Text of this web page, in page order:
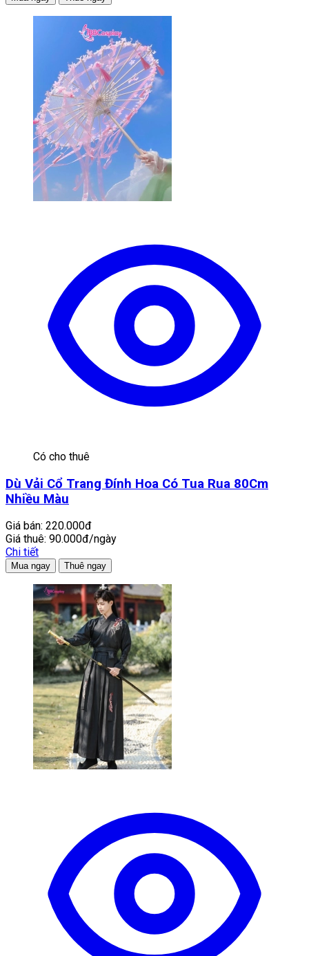
Có cho thuê
Dù Vải Cổ Trang Đính Hoa Có Tua Rua 80Cm
Nhiều Màu
Giá bán: 220.000đ
Giá thuê: 90.000đ/ngày
Chi tiết
Mua ngay Thuê ngay